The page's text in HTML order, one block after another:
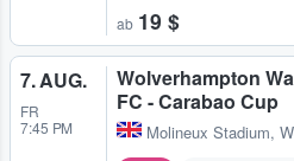
ab 19 $
7. AUG.
FR
7:45 PM
Wolverhampton
FC - Carabao Cup
Molineux Stadium,